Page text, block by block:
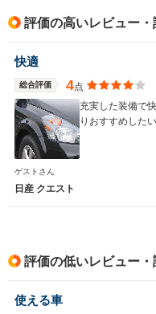
評価の高いレビュー・
快適
総合評価 4点
充実した装備で
りおすすめしたい
ゲストさん
日産 クエスト
評価の低いレビュー・
使える車